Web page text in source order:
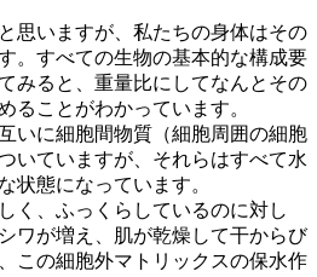
思いますが、私たちの身体はその
。すべての生物の基本的な構成要
みると、重量比にしてなんとその
ることがわかっています。
いに細胞間物質（細胞周囲の細胞
いていますが、それらはすべて水
状態になっています。
く、ふっくらしているのに対し
ワが増え、肌が乾燥して干からび
この細胞外マトリックスの保水作